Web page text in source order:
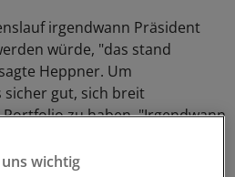
irgendwann Präsident
würde, "das stand
Heppner. Um
sicher gut, sich breit
zu haben. "Irgendwann
wichtig